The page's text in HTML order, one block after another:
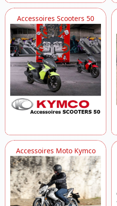
Accessoires Scooters 50
Accessoires Moto Kymco